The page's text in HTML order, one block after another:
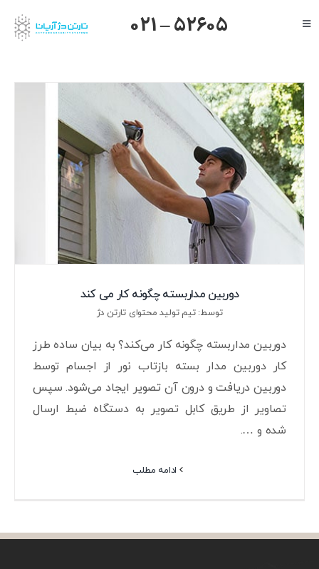
to
Toggle
گرنداستریم
یالینک
میکروتیک
هایک ویژن
داهوا
تیاندی
021 – 52605
دوربین مداربسته چگونه کار می کند
توسط: تیم تولید محتوای تارتن دژ
دوربین مداربسته چگونه کار می‌کند؟ به بیان ساده طرز
کار دوربین مدار بسته بازتاب نور از اجسام توسط
دوربین دریافت و درون آن تصویر ایجاد می‌شود. سپس
تصاویر از طریق کابل تصویر به دستگاه ضبط ارسال
شده و ….
ادامه مطلب